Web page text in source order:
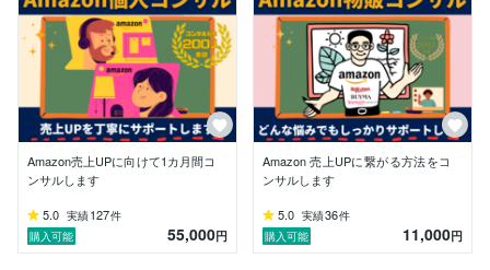
▶︎2011年
Amazonで月利80万円、BUYMA無在庫物販で月利200
万円を達成
▶︎2012年
法人化し本格的にアパレル事業を開始
▶︎2017年
▶︎2018年
サプリメントの製造販売で物販を再開
Amazon売上UPに向けて1カ月間コ
ンサルします
5.0 実績127件
購入可能
55,000円
Amazon 売上UPに繋がる方法をコ
ンサルします
5.0 実績36件
購入可能
11,000円